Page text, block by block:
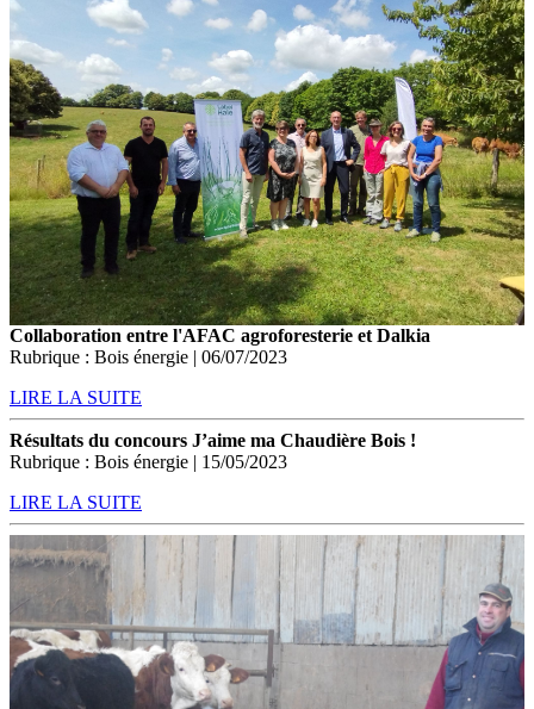
Collaboration entre l'AFAC agroforesterie et Dalkia
Rubrique : Bois énergie | 06/07/2023
LIRE LA SUITE
Résultats du concours J’aime ma Chaudière Bois !
Rubrique : Bois énergie | 15/05/2023
LIRE LA SUITE